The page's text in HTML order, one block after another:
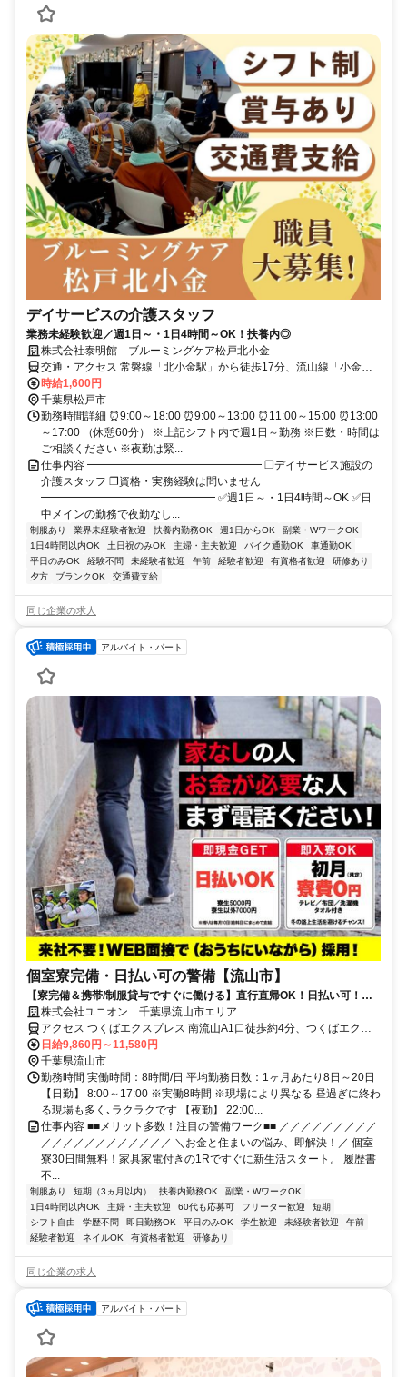
デイサービスの介護スタッフ
業務未経験歓迎／週1日～・1日4時間～OK！扶養内◎
株式会社泰明館 ブルーミングケア松戸北小金
交通・アクセス 常磐線「北小金駅」から徒歩17分、流山線「小金城
趾駅」から徒歩10分 ★車・バイク通勤OK（駐車場完備）
時給1,600円
千葉県松戸市
勤務時間詳細 ⏰9:00～18:00 ⏰9:00～13:00 ⏰11:00～15:00 ⏰13:00
～17:00 （休憩60分） ※上記シフト内で週1日～勤務 ※日数・時間は
ご相談ください ※夜勤は緊...
仕事内容 ━━━━━━━━━━━━━━━━ ❐デイサービス施設の
介護スタッフ ❐資格・実務経験は問いません
━━━━━━━━━━━━━━━━ ✅週1日～・1日4時間～OK ✅日
中メインの勤務で夜勤なし...
制服あり 業界未経験者歓迎 扶養内勤務OK 週1日からOK
副業・WワークOK
1日4時間以内OK
土日祝のみOK 主婦・主夫歓迎 バイク通勤OK
車通勤OK
平日のみOK
経験不問 未経験者歓迎 午前 経験者歓迎 有資格者歓迎
研修あり
夕方
ブランクOK 交通費支給
同じ企業の求人
アルバイト・パート
個室寮完備・日払い可の警備【流山市】
【寮完備＆携帯/制服貸与ですぐに働ける】直行直帰OK！日払い可！勤
務初日から給与GET★未経験OK
株式会社ユニオン 千葉県流山市エリア
アクセス つくばエクスプレス 南流山A1口徒歩約4分、つくばエクス
プレス 南流山A1口徒歩約4分、つくばエクスプレス 南流山A1口徒歩
約4分 千葉県流山市エリア（南流山駅、鰭ケ崎駅、流山駅、初石駅、
流山おおたかの森駅、江戸川台駅、運河駅）
日給9,860円～11,580円
千葉県流山市
勤務時間 実働時間：8時間/日 平均勤務日数：1ヶ月あたり8日～20日
【日勤】 8:00～17:00 ※実働8時間 ※現場により異なる 昼過ぎに終わ
る現場も多く､ラクラクです 【夜勤】 22:00...
仕事内容 ■■メリット多数！注目の警備ワーク■■ ／／／／／／／／／
／／／／／／／／／／／／ ＼お金と住まいの悩み、即解決！／ 個室
寮30日間無料！家具家電付きの1Rですぐに新生活スタート。 履歴書
不...
制服あり 短期（3ヵ月以内） 扶養内勤務OK
副業・WワークOK
1日4時間以内OK
主婦・主夫歓迎 60代も応募可 フリーター歓迎
短期
シフト自由
学歴不問 即日勤務OK 平日のみOK 学生歓迎 未経験者歓迎
午前
経験者歓迎
ネイルOK 有資格者歓迎 研修あり
同じ企業の求人
アルバイト・パート